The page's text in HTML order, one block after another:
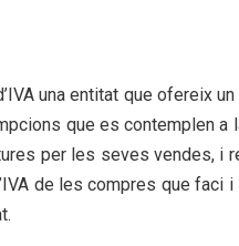
una entitat que ofereix
que es contemplen a
per les seves vendes, i
de les compres que faci